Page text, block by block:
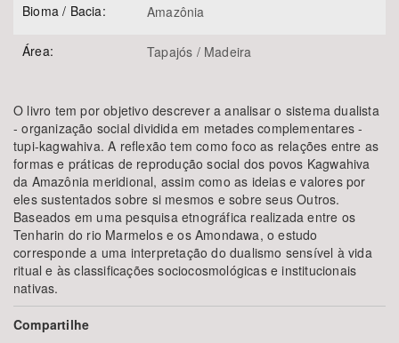
Bioma / Bacia: Amazônia
Área: Tapajós / Madeira
O livro tem por objetivo descrever a analisar o sistema dualista
- organização social dividida em metades complementares -
tupi-kagwahiva. A reflexão tem como foco as relações entre as
formas e práticas de reprodução social dos povos Kagwahiva
da Amazônia meridional, assim como as ideias e valores por
eles sustentados sobre si mesmos e sobre seus Outros.
Baseados em uma pesquisa etnográfica realizada entre os
Tenharin do rio Marmelos e os Amondawa, o estudo
corresponde a uma interpretação do dualismo sensível à vida
ritual e às classificações sociocosmológicas e institucionais
nativas.
Compartilhe